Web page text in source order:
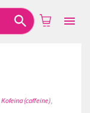
Kofeina (caffeine),